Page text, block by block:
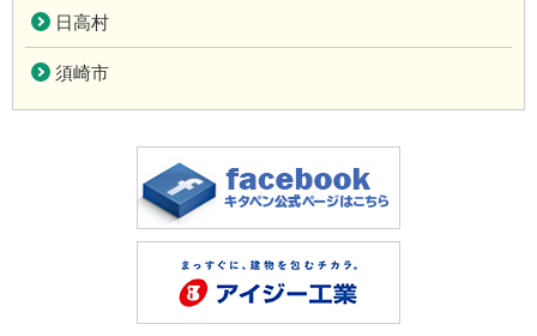
日高村
須崎市